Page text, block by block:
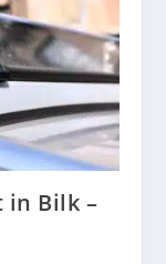
in Bilk –